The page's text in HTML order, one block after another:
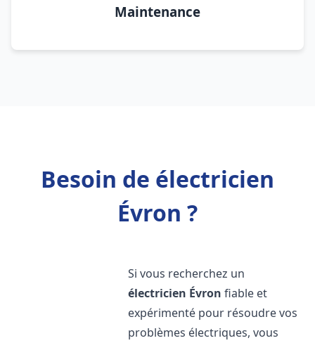
Maintenance
Besoin de électricien
Évron ?
Si vous recherchez un
électricien Évron fiable et
expérimenté pour résoudre vos
problèmes électriques, vous